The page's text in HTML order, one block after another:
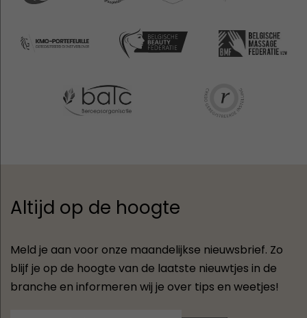
Altijd op de hoogte
Meld je aan voor onze maandelijkse nieuwsbrief. Zo
blijf je op de hoogte van de laatste nieuwtjes in de
branche en informeren wij je over tips en weetjes!